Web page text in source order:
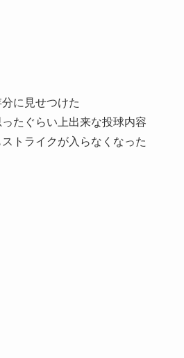
に見せつけた
たぐらい上出来な投球内容
トライクが入らなくなった